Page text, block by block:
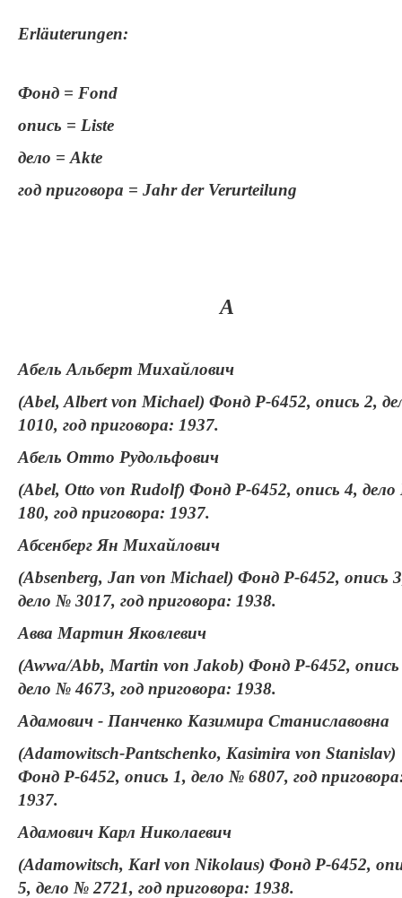
Erläuterungen:
Фонд = Fond
опись = Liste
дело = Akte
год приговора = Jahr der Verurteilung
А
Абель Альберт Михайлович
(Abel, Albert von Michael) Фонд Р-6452, опись 2,
1010, год приговора: 1937.
Абель Отто Рудольфович
(Abel, Otto von Rudolf) Фонд Р-6452, опись 4,
180, год приговора: 1937.
Абсенберг Ян Михайлович
(Absenberg, Jan von Michael) Фонд Р-6452, опись
дело № 3017, год приговора: 1938.
Авва Мартин Яковлевич
(Awwa/Abb, Martin von Jakob) Фонд Р-6452,
дело № 4673, год приговора: 1938.
Адамович - Панченко Казимира Станиславовна
(Adamowitsch-Pantschenko, Kasimira von Stanislav)
Фонд Р-6452, опись 1, дело № 6807, год
1937.
Адамович Карл Николаевич
(Adamowitsch, Karl von Nikolaus) Фонд Р-6452,
5, дело № 2721, год приговора: 1938.